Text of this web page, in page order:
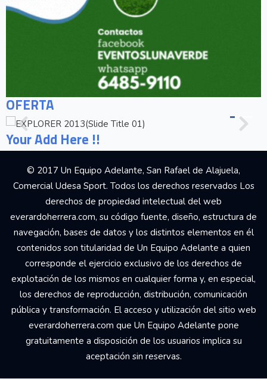
OFERTA
Your Add Here !!
© 2017 Un Equipo Adelante, San Rafael de Alajuela,
Comercial Udesa Sport. Todos los derechos reservados Los
derechos de propiedad intelectual del web
everardoherrera.com, su código fuente, diseño, estructura de
navegación, bases de datos y los distintos elementos en él
contenidos son titularidad de Un Equipo Adelante a quien
corresponde el ejercicio exclusivo de los derechos de
explotación de los mismos en cualquier forma y, en especial,
los derechos de reproducción, distribución, comunicación
pública y transformación. El acceso y utilización del sitio web
everardoherrera.com que Un Equipo Adelante pone
gratuitamente a disposición de los usuarios implica su
aceptación sin reservas.